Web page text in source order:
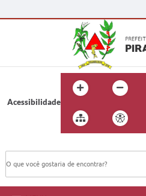
Acessibilidade